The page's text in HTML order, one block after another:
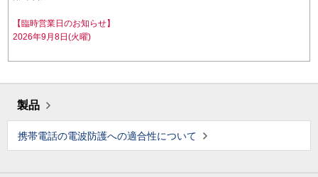
【臨時営業日のお知らせ】
2026年9月8日(火曜)
製品
携帯電話の電波防護への適合性について